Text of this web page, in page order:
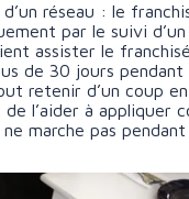
réseau : le
par le suivi
assister le
de 30 jours
retenir d’un coup
l’aider à appliquer
marche pas